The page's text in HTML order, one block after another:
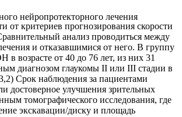
нейропротекторного лечения
от критериев прогнозирования скорости
анализ проводиться между
и отказавшимися от него. В группу
возрасте от 40 до 76 лет, из них 31
диагнозом глаукомы II или III стадии в
Срок наблюдения за пациентами
достоверное улучшения зрительных
томографического исследования, где
экскавации/диску и площадь